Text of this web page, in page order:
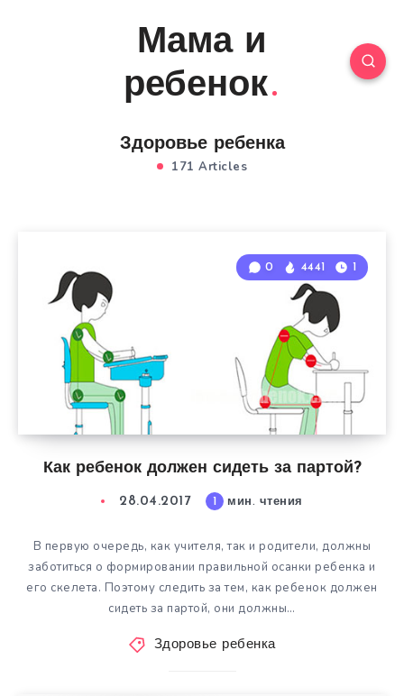
Мама и
ребенок
Здоровье ребенка
171 Articles
Как ребенок должен сидеть за партой?
0 4441 1
28.04.2017 1 мин. чтения
В первую очередь, как учителя, так и родители, должны
заботиться о формировании правильной осанки ребенка и
его скелета. Поэтому следить за тем, как ребенок должен
сидеть за партой, они должны…
Здоровье ребенка